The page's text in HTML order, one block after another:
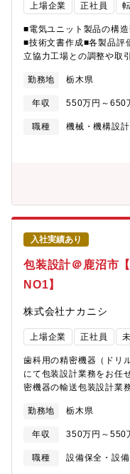
上場企業 正社員
■電気ユニット製品の構
■技術文書作成■各製品評
立協力工場との調整や取
勤務地 栃木県
年収 550万円～650
職種
機械・機構設計
入社実績あり
包装設計＠鹿沼市
NO1】
株式会社ナカニシ
上場企業 正社員
歯科用の精密機器（ドリ
にて包装設計業務をお
密機器の輸送包装設計業
務 ・輸送試験の計画立
実施 ・試験報告書の作
界135ヵ国以上の国々に
が80％を占めています
勤務地 栃木県
年収 350万円～550
職種
設備保全・設